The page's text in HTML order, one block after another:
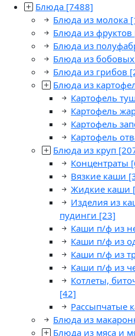
Блюда [7488]
Блюда из молока
Блюда из фруктов
Блюда из
Блюда из бобовых
Блюда из грибов
Блюда из
Картофель
Картофель
Картофель
Картофель
Блюда из круп
Концентраты
Вязкие каши
Жидкие каши
Изделия из
пудинги [23]
Каши п/ф из
Каши п/ф из
Каши п/ф из
Каши п/ф из
Котлеты,
[42]
Рассыпчатые
Блюда из
Блюда из мяса и